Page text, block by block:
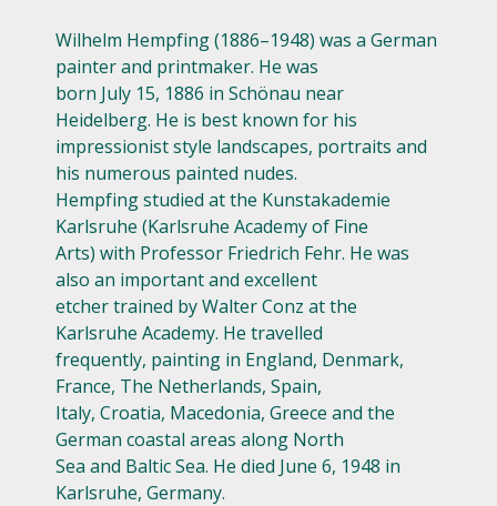
Wilhelm Hempfing (1886–1948) was a German
painter and printmaker. He was
born July 15, 1886 in Schönau near
Heidelberg. He is best known for his
impressionist style landscapes, portraits and
his numerous painted nudes.
Hempfing studied at the Kunstakademie
Karlsruhe (Karlsruhe Academy of Fine
Arts) with Professor Friedrich Fehr. He was
also an important and excellent
etcher trained by Walter Conz at the
Karlsruhe Academy. He travelled
frequently, painting in England, Denmark,
France, The Netherlands, Spain,
Italy, Croatia, Macedonia, Greece and the
German coastal areas along North
Sea and Baltic Sea. He died June 6, 1948 in
Karlsruhe, Germany.